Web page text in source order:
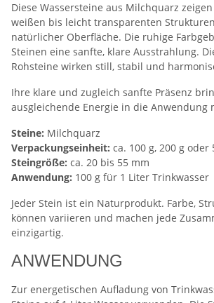
Diese Wassersteine aus Milchquarz
weißen bis leicht transparenten
natürlicher Oberfläche. Die ruhige
Steinen eine sanfte, klare Ausstrahlung.
Rohsteine wirken still, stabil und
Ihre klare und zugleich sanfte Präsenz
ausgleichende Energie in die Anwendung
Steine: Milchquarz
Verpackungseinheit: ca. 100 g, 200 g oder
Steingröße: ca. 20 bis 55 mm
Anwendung: 100 g für 1 Liter Trinkwasser
Jeder Stein ist ein Naturprodukt. Farbe,
können variieren und machen jede
einzigartig.
ANWENDUNG
Zur energetischen Aufladung von